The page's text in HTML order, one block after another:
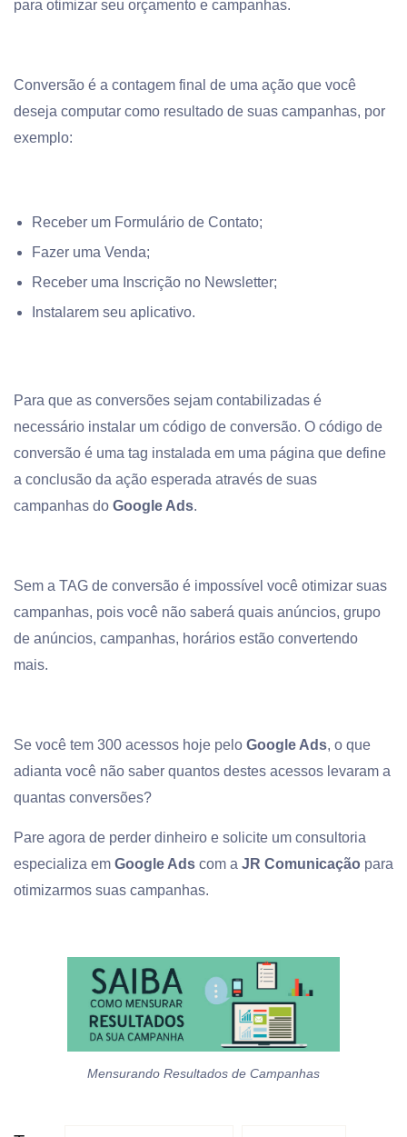
para otimizar seu orçamento e campanhas.
Conversão é a contagem final de uma ação que você
deseja computar como resultado de suas campanhas, por
exemplo:
Receber um Formulário de Contato;
Fazer uma Venda;
Receber uma Inscrição no Newsletter;
Instalarem seu aplicativo.
Para que as conversões sejam contabilizadas é
necessário instalar um código de conversão. O código de
conversão é uma tag instalada em uma página que define
a conclusão da ação esperada através de suas
campanhas do Google Ads.
Sem a TAG de conversão é impossível você otimizar suas
campanhas, pois você não saberá quais anúncios, grupo
de anúncios, campanhas, horários estão convertendo
mais.
Se você tem 300 acessos hoje pelo Google Ads, o que
adianta você não saber quantos destes acessos levaram a
quantas conversões?
Pare agora de perder dinheiro e solicite um consultoria
especializa em Google Ads com a JR Comunicação para
otimizarmos suas campanhas.
Mensurando Resultados de Campanhas